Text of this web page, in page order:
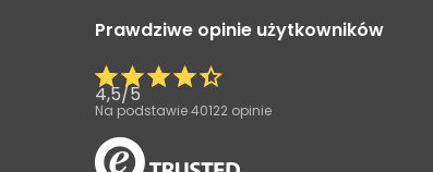
Prawdziwe opinie użytkowników
4,5/5
Na podstawie40122 opinie